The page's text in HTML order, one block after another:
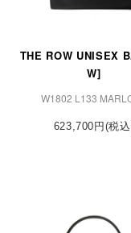
THE ROW UNISEX
W]
W1802 L133
623,700円(税